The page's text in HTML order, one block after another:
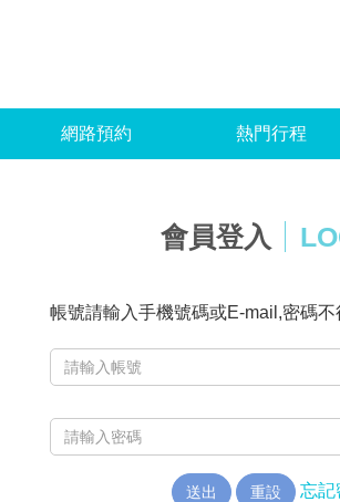
網路預約 熱門行程
會員登入
帳號請輸入手機號碼或E-mail,密碼不
忘記